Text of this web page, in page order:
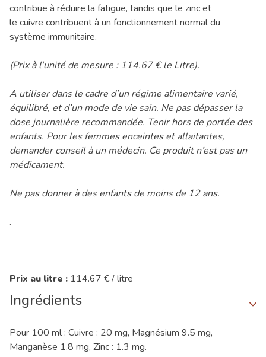
contribue à réduire la fatigue, tandis que le zinc et
le cuivre contribuent à un fonctionnement normal du
système immunitaire.
(Prix à l'unité de mesure : 114.67 € le Litre).
A utiliser dans le cadre d’un régime alimentaire varié,
équilibré, et d’un mode de vie sain. Ne pas dépasser la
dose journalière recommandée. Tenir hors de portée des
enfants. Pour les femmes enceintes et allaitantes,
demander conseil à un médecin. Ce produit n’est pas un
médicament.
Ne pas donner à des enfants de moins de 12 ans.
.
Prix au litre : 114.67 € / litre
Ingrédients
Pour 100 ml : Cuivre : 20 mg, Magnésium 9.5 mg,
Manganèse 1.8 mg, Zinc : 1.3 mg.